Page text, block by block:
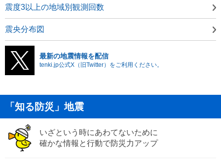
震度3以上の地域別観測回数
震央分布図
最新の地震情報を配信
tenki.jp公式X（旧Twitter）をご利用ください。
「知る防災」地震
いざという時にあわてないために
確かな情報と行動で防災力アップ